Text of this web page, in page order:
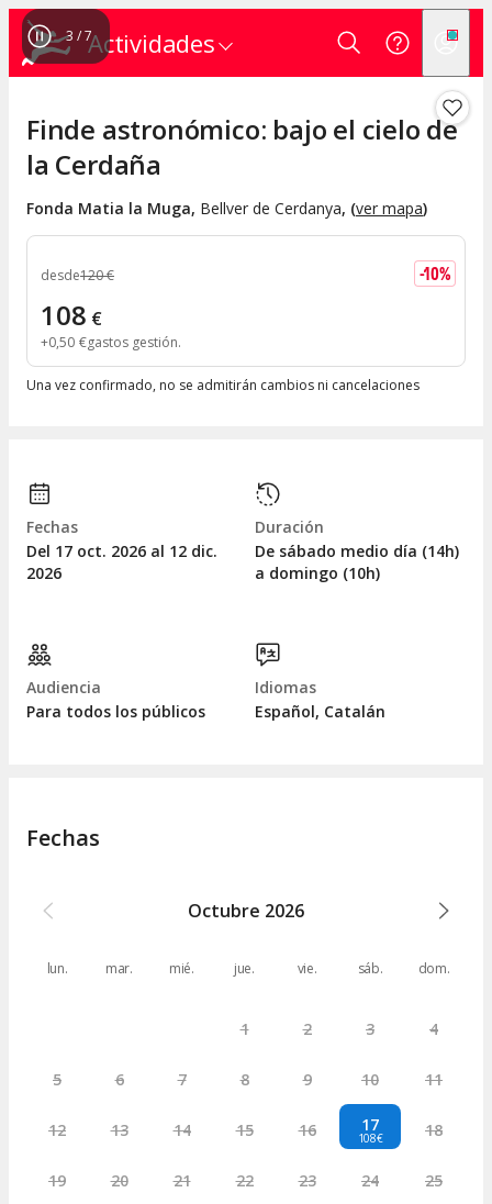
Actividades
4 /7
Finde astronómico: bajo el cielo de
la Cerdaña
Fonda Matia la Muga, Bellver de Cerdanya, (ver mapa)
desde120€ -10%
108 €
+0,50 €gastos gestión
Una vez confirmado, no se admitirán cambios ni cancelaciones
Fechas
Del 17 oct. 2026 al 12 dic.
2026
Duración
De sábado medio día (14h)
a domingo (10h)
Audiencia
Para todos los públicos
Idiomas
Español, Catalán
Fechas
Octubre 2026
lun. mar. mié. jue. vie. sáb. dom.
1 2 3 4
5 6 7 8 9 10 11
12 13 14 15 16 17
108€ 18
19 20 21 22 23 24 25